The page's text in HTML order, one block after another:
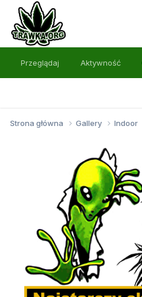
Przeglądaj Aktywność
Strona główna Gallery Indoor